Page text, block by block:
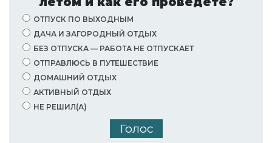
ОТПУСК ПО ВЫХОДНЫМ
ДАЧА И ЗАГОРОДНЫЙ ОТДЫХ
БЕЗ ОТПУСКА — РАБОТА НЕ ОТПУСКАЕТ
ОТПРАВЛЮСЬ В ПУТЕШЕСТВИЕ
ДОМАШНИЙ ОТДЫХ
АКТИВНЫЙ ОТДЫХ
НЕ РЕШИЛ(А)